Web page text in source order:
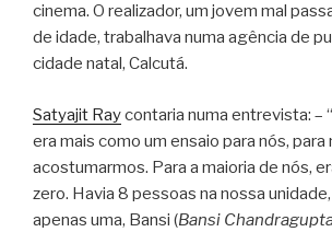
cinema. O realizador, um jovem mal
de idade, trabalhava numa agência de
cidade natal, Calcutá.
Satyajit Raycontaria numa entrevista: –
era mais como um ensaio para nós, para
acostumarmos. Para a maioria de nós,
zero. Havia 8 pessoas na nossa
apenas uma, Bansi (Bansi